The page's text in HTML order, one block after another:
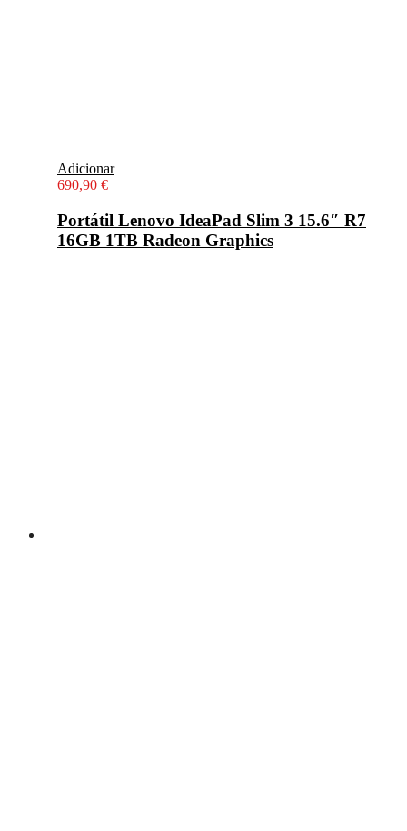
Adicionar
690,90 €
Portátil Lenovo IdeaPad Slim 3 15.6″ R7
16GB 1TB Radeon Graphics